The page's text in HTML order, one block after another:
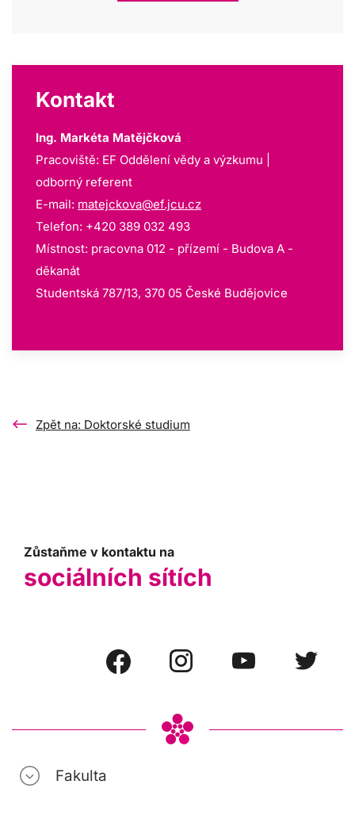
Kontakt
Ing. Markéta Matějčková
Pracoviště: EF Oddělení vědy a výzkumu |
odborný referent
E-mail: matejckova@ef.jcu.cz
Telefon: +420 389 032 493
Místnost: pracovna 012 - přízemí - Budova A -
děkanát
Studentská 787/13, 370 05 České Budějovice
Zpět na: Doktorské studium
Zůstaňme v kontaktu na
sociálních sítích
Fakulta